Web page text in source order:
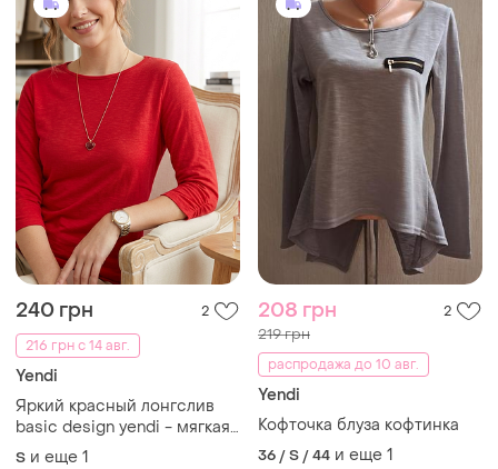
240 грн
2
216 грн с 14 авг.
Yendi
Яркий красный лонгслив
basic design yendi - мягкая
вискоза
S и еще 1
208 грн 2
219 грн
распродажа до 10 авг.
Yendi
Кофточка блуза кофтинка
36 / S / 44 и еще 1